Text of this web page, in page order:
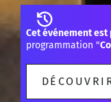
Cet événement est
programmation "